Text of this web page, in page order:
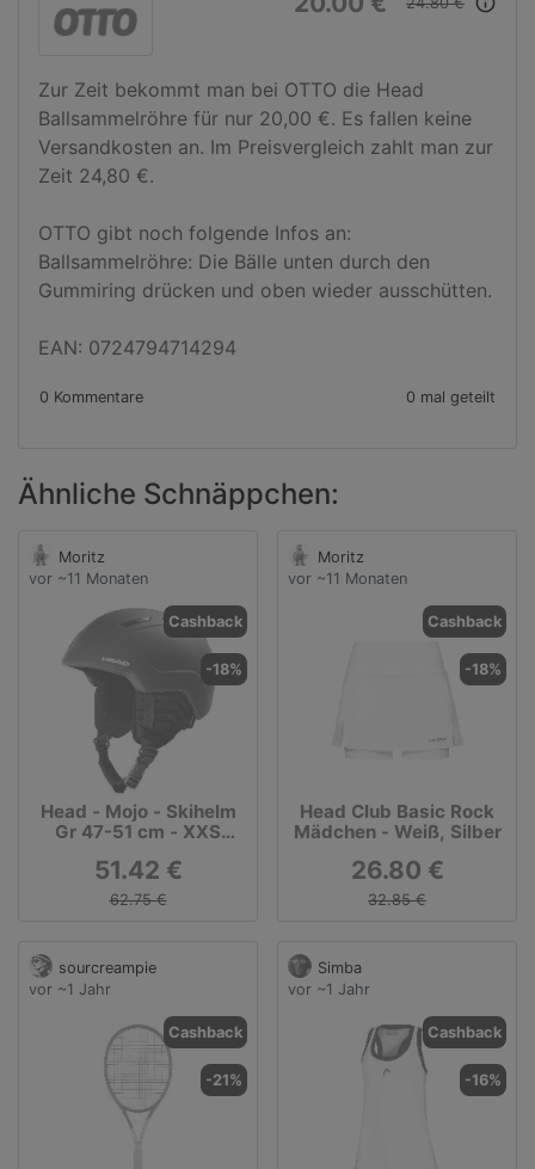
Zur Zeit bekommt man bei OTTO die Head
Ballsammelröhre für nur 20,00 €. Es fallen keine
Versandkosten an. Im Preisvergleich zahlt man zur
Zeit 24,80 €.
OTTO gibt noch folgende Infos an:
Ballsammelröhre: Die Bälle unten durch den
Gummiring drücken und oben wieder ausschütten.
EAN: 0724794714294
0 Kommentare 0 mal geteilt
Ähnliche Schnäppchen:
Moritz
vor ~11 Monaten
Cashback
-18%
Head - Mojo - Skihelm
Gr 47-51 cm - XXS
51.42 €
62.75 €
Moritz
vor ~11 Monaten
Cashback
-18%
Head Club Basic Rock
Mädchen - Weiß, Silber
26.80 €
32.85 €
sourcreampie
vor ~1 Jahr
Cashback
-21%
Simba
vor ~1 Jahr
Cashback
-16%